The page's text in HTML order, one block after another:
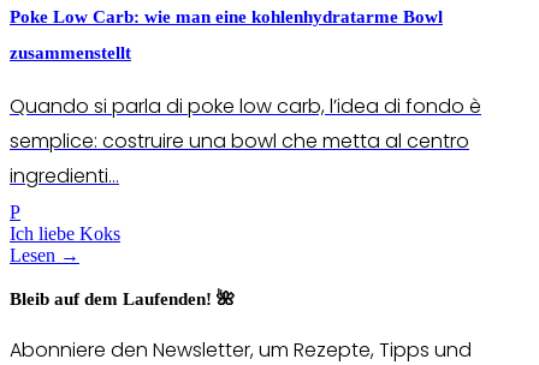
Poke Low Carb: wie man eine kohlenhydratarme Bowl
zusammenstellt
Quando si parla di poke low carb, l’idea di fondo è
semplice: costruire una bowl che metta al centro
ingredienti...
P
Ich liebe Koks
Lesen →
Bleib auf dem Laufenden! 🌺
Abonniere den Newsletter, um Rezepte, Tipps und